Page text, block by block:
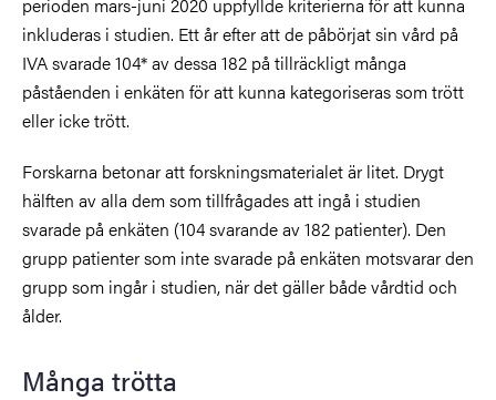
inkluderas i studien. Ett år efter att de påbörjat sin vård på
IVA svarade 104*av dessa 182 på tillräckligt många
påståenden i enkäten för att kunna kategoriseras som trött
eller icke trött.
Forskarna betonar att forskningsmaterialet är litet. Drygt
hälften av alla dem som tillfrågades att ingå i studien
svarade på enkäten (104 svarande av 182 patienter). Den
grupp patienter som inte svarade på enkäten motsvarar den
grupp som ingår i studien, när det gäller både vårdtid och
ålder.
Många trötta